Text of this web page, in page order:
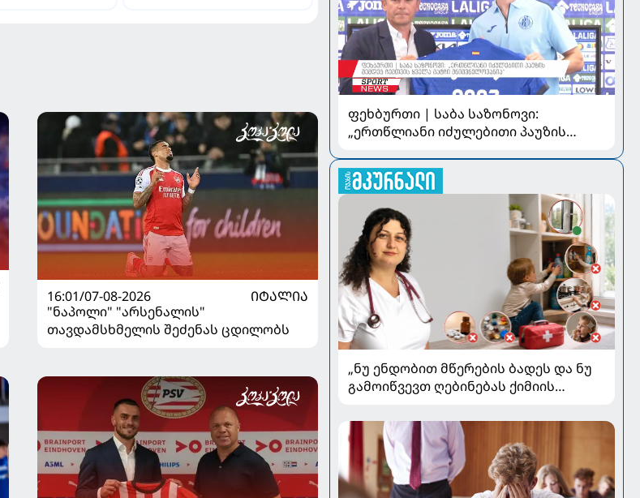
16:01/07-08-2026
ᲘᲢᲐᲚᲘᲐ
"ნაპოლი" "არსენალის"
თავდამსხმელის შეძენას ცდილობს
ფეხბურთი | საბა საზონოვი:
„ერთწლიანი იძულებითი პაუზის
მნიშვნელოვანია“
„ნუ ენდობით მწერების ბადეს და ნუ
გამოიწვევთ ღებინებას ქიმიის
ბავშვი კრიტიკულ სიტუაციაში,
პედიატრ სალომე ახვლედიანის
რჩევები